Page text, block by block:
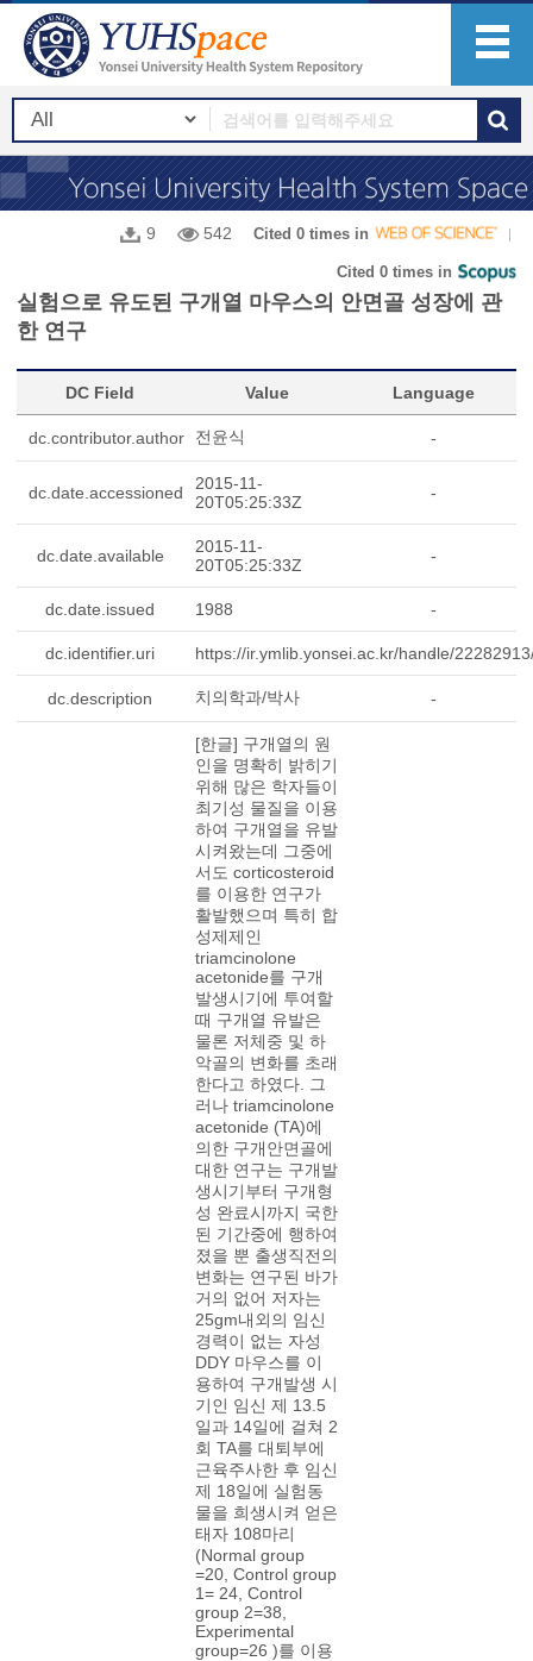
9 542 Cited 0 times in
Cited 0 times in
실험으로 유도된 구개열 마우스의 안면골 성장에 관
한 연구
DC Field Value Language
dc.contributor.author 전윤식 -
dc.date.accessioned
2015-11-
20T05:25:33Z
-
dc.date.available
2015-11-
20T05:25:33Z
-
dc.date.issued 1988 -
dc.identifier.uri https://ir.ymlib.yonsei.ac.kr/handle/
-
dc.description 치의학과/박사 -
[한글] 구개열의 원
인을 명확히 밝히기
위해 많은 학자들이
최기성 물질을 이용
하여 구개열을 유발
시켜왔는데 그중에
서도 corticosteroid
를 이용한 연구가
활발했으며 특히 합
성제제인
triamcinolone
acetonide를 구개
발생시기에 투여할
때 구개열 유발은
물론 저체중 및 하
악골의 변화를 초래
한다고 하였다. 그
러나 triamcinolone
acetonide (TA)에
의한 구개안면골에
대한 연구는 구개발
생시기부터 구개형
성 완료시까지 국한
된 기간중에 행하여
졌을 뿐 출생직전의
변화는 연구된 바가
거의 없어 저자는
25gm내외의 임신
경력이 없는 자성
DDY 마우스를 이
용하여 구개발생 시
기인 임신 제 13.5
일과 14일에 걸쳐 2
회 TA를 대퇴부에
근육주사한 후 임신
제 18일에 실험동
물을 희생시켜 얻은
태자 108마리
(Normal group
=20, Control group
1= 24, Control
group 2=38,
Experimental
group=26 )를 이용